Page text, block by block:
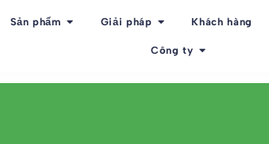
Sản phẩm Giải pháp Khách hàng
Công ty